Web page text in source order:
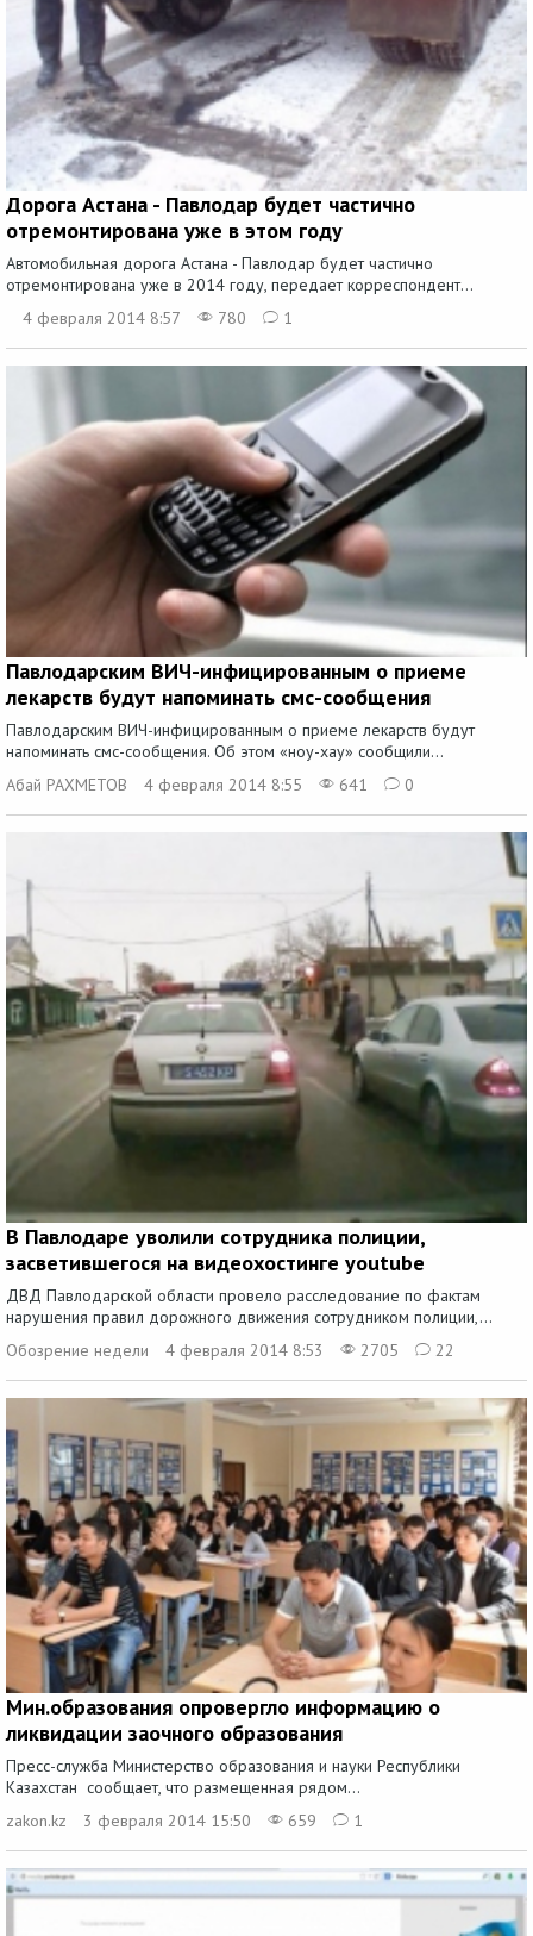
Дорога Астана - Павлодар будет частично
отремонтирована уже в этом году
Автомобильная дорога Астана - Павлодар будет частично
отремонтирована уже в 2014 году, передает корреспондент...
4 февраля 2014 8:57
780 1
Павлодарским ВИЧ-инфицированным о приеме
лекарств будут напоминать смс-сообщения
Павлодарским ВИЧ-инфицированным о приеме лекарств будут
напоминать смс-сообщения. Об этом «ноу-хау» сообщили...
Абай РАХМЕТОВ
4 февраля 2014 8:55 641 0
В Павлодаре уволили сотрудника полиции,
засветившегося на видеохостинге youtube
ДВД Павлодарской области провело расследование по фактам
нарушения правил дорожного движения сотрудником полиции,...
Обозрение недели
4 февраля 2014 8:53 2705 22
Мин.образования опровергло информацию о
ликвидации заочного образования
Пресс-служба Министерство образования и науки Республики
Казахстан сообщает, что размещенная рядом...
zakon.kz
3 февраля 2014 15:50 659 1